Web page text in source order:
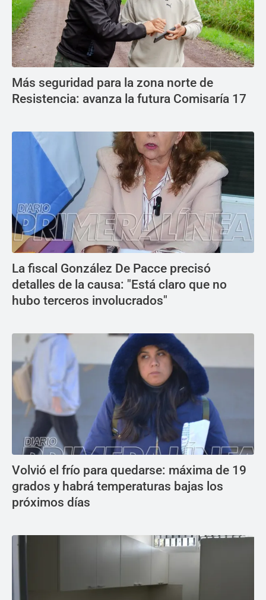
Más seguridad para la zona norte de
Resistencia: avanza la futura Comisaría 17
La fiscal González De Pacce precisó
detalles de la causa: "Está claro que no
hubo terceros involucrados"
Volvió el frío para quedarse: máxima de 19
grados y habrá temperaturas bajas los
próximos días